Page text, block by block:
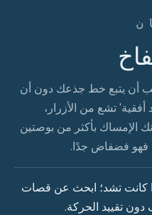
أن يتبع خط جذعك دون أن
تشع من الأزرار،
الإمساك بأكثر من بوصتين
فهو فضفاض جدًا.
كانت تشد؛ ابحث عن قصات
تقييد الحركة.